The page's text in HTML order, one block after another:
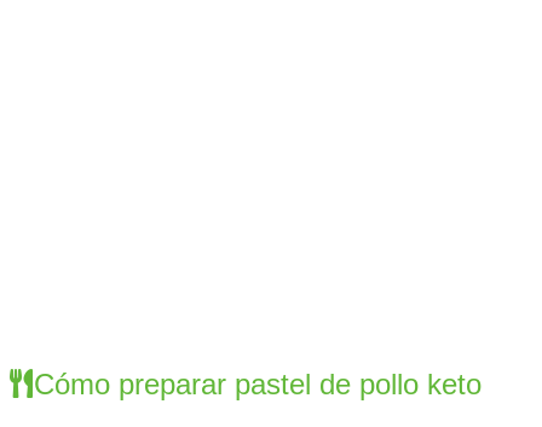
Cómo preparar pastel de pollo keto